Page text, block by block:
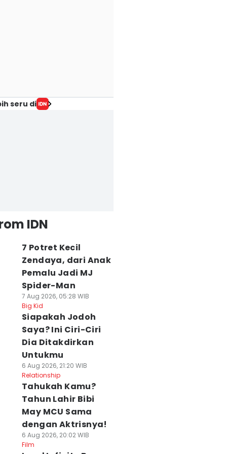
seru di
IDN
7 Potret Kecil
Zendaya, dari Anak
Pemalu Jadi MJ
Spider-Man
7 Aug 2026, 05:28 WIB
Big Kid
Siapakah Jodoh
Saya? Ini Ciri-Ciri
Dia Ditakdirkan
Untukmu
6 Aug 2026, 21:20 WIB
Relationship
Tahukah Kamu?
Tahun Lahir Bibi
May MCU Sama
dengan Aktrisnya!
6 Aug 2026, 20:02 WIB
Film